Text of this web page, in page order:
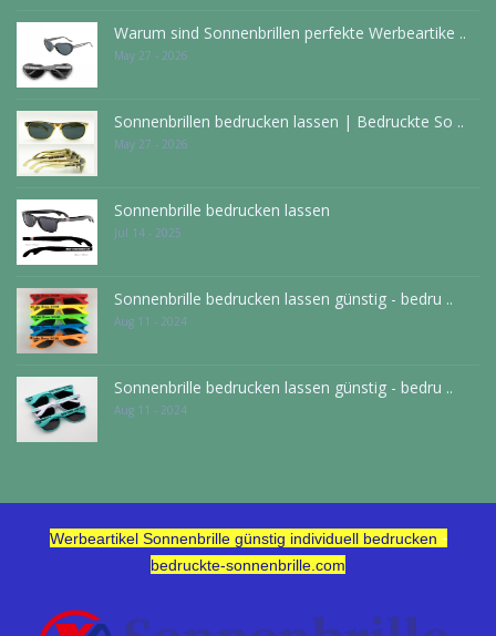
Warum sind Sonnenbrillen perfekte Werbeartike ..
May 27 - 2026
Sonnenbrillen bedrucken lassen | Bedruckte So ..
May 27 - 2026
Sonnenbrille bedrucken lassen
Jul 14 - 2025
Sonnenbrille bedrucken lassen günstig - bedru ..
Aug 11 - 2024
Sonnenbrille bedrucken lassen günstig - bedru ..
Aug 11 - 2024
Werbeartikel Sonnenbrille günstig individuell bedrucken -
bedruckte-sonnenbrille.com